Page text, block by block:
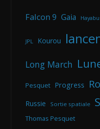
Falcon 9 Gaia
JPL Kourou
Long March
Pesquet Progress
Russie Sortie spatiale
Thomas Pesquet